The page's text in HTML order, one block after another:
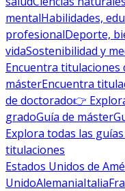
mentalHabilidades,
profesionalDeporte,
vidaSostenibilidad y
Encuentra titulaciones
másterEncuentra
de doctorado👉
gradoGuía de máster
Explora todas las
titulaciones
Estados Unidos de
UnidoAlemaniaItalia